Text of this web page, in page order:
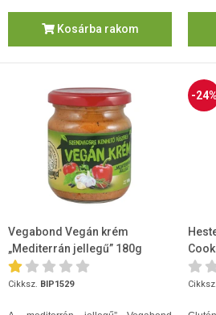
Kosárba rakom
Vegabond Vegán krém
„Mediterrán jellegű” 180g
Cikksz. BIP1529
-24%
Cikksz.